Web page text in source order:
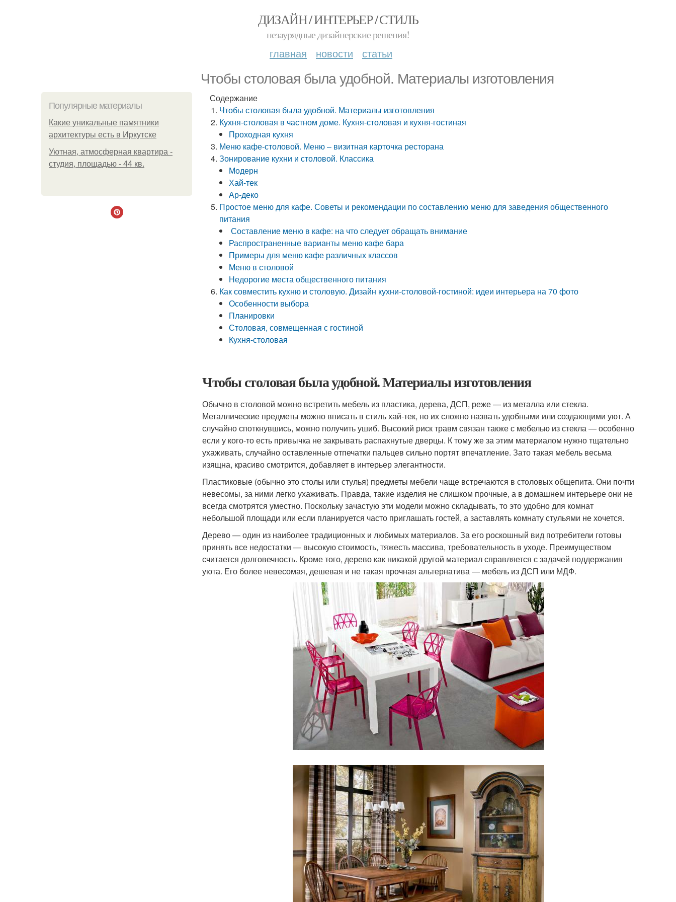
ДИЗАЙН / ИНТЕРЬЕР / СТИЛЬ
незаурядные дизайнерские решения!
главная новости статьи
Чтобы столовая была удобной. Материалы изготовления
Популярные материалы
Какие уникальные памятники
архитектуры есть в Иркутске
Уютная, атмосферная квартира -
студия, площадью - 44 кв.
Содержание
Чтобы столовая была удобной. Материалы изготовления
Кухня-столовая в частном доме. Кухня-столовая и кухня-гостиная
Проходная кухня
Меню кафе-столовой. Меню – визитная карточка ресторана
Зонирование кухни и столовой. Классика
Модерн
Хай-тек
Ар-деко
Простое меню для кафе. Советы и рекомендации по составлению меню для заведения общественного
питания
Составление меню в кафе: на что следует обращать внимание
Распространенные варианты меню кафе бара
Примеры для меню кафе различных классов
Меню в столовой
Недорогие места общественного питания
Как совместить кухню и столовую. Дизайн кухни-столовой-гостиной: идеи интерьера на 70 фото
Особенности выбора
Планировки
Столовая, совмещенная с гостиной
Кухня-столовая
Чтобы столовая была удобной. Материалы изготовления
Обычно в столовой можно встретить мебель из пластика, дерева, ДСП, реже — из металла или стекла.
Металлические предметы можно вписать в стиль хай-тек, но их сложно назвать удобными или создающими уют. А
случайно споткнувшись, можно получить ушиб. Высокий риск травм связан также с мебелью из стекла — особенно
если у кого-то есть привычка не закрывать распахнутые дверцы. К тому же за этим материалом нужно тщательно
ухаживать, случайно оставленные отпечатки пальцев сильно портят впечатление. Зато такая мебель весьма
изящна, красиво смотрится, добавляет в интерьер элегантности.
Пластиковые (обычно это столы или стулья) предметы мебели чаще встречаются в столовых общепита. Они почти
невесомы, за ними легко ухаживать. Правда, такие изделия не слишком прочные, а в домашнем интерьере они не
всегда смотрятся уместно. Поскольку зачастую эти модели можно складывать, то это удобно для комнат
небольшой площади или если планируется часто приглашать гостей, а заставлять комнату стульями не хочется.
Дерево — один из наиболее традиционных и любимых материалов. За его роскошный вид потребители готовы
принять все недостатки — высокую стоимость, тяжесть массива, требовательность в уходе. Преимуществом
считается долговечность. Кроме того, дерево как никакой другой материал справляется с задачей поддержания
уюта. Его более невесомая, дешевая и не такая прочная альтернатива — мебель из ДСП или МДФ.